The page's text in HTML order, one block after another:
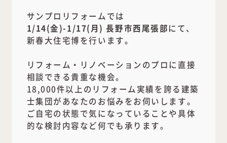
サンプロリフォームでは
1/14(金)-1/17(月) 長野市西尾張部にて、
新春大住宅博を行います。
リフォーム・リノベーションのプロに直接
相談できる貴重な機会。
18,000件以上のリフォーム実績を誇る建築
士集団があなたのお悩みをお伺いします。
ご自宅の状態で気になっていることや具体
的な検討内容など何でも承ります。